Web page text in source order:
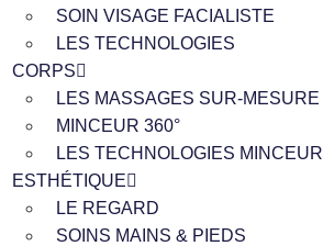
SOIN VISAGE FACIALISTE
LES TECHNOLOGIES
CORPS
LES MASSAGES SUR-MESURE
MINCEUR 360°
LES TECHNOLOGIES MINCEUR
ESTHÉTIQUE
LE REGARD
SOINS MAINS & PIEDS